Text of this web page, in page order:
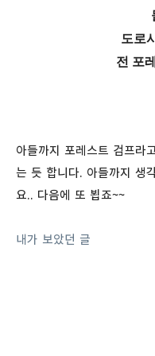
도로
전 포
아들까지 포레스트 검프라
는 듯 합니다. 아들까지 생
요.. 다음에 또 뵙죠~~
내가 보았던 글